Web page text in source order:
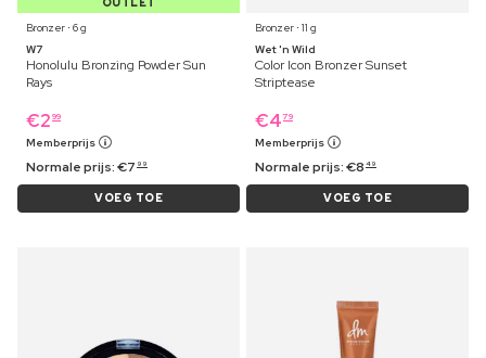
Bronzer ⋅ 6 g
W7
Honolulu Bronzing Powder Sun
Rays
€2 99
Memberprijs
Normale prijs:€7 99
VOEG TOE
Bronzer ⋅ 11 g
Wet 'n Wild
Color Icon Bronzer Sunset
Striptease
€4 79
Memberprijs
Normale prijs:€8 49
VOEG TOE